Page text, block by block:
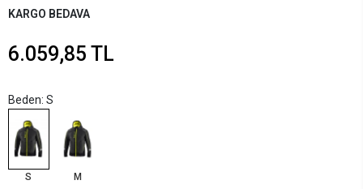
KARGO BEDAVA
6.059,85 TL
Beden: S
S M